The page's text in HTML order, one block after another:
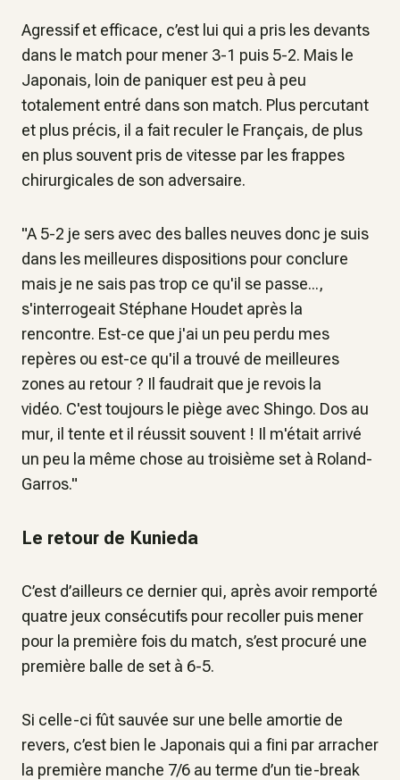
Agressif et efficace, c’est lui qui a pris les devants
dans le match pour mener 3-1 puis 5-2. Mais le
Japonais, loin de paniquer est peu à peu
totalement entré dans son match. Plus percutant
et plus précis, il a fait reculer le Français, de plus
en plus souvent pris de vitesse par les frappes
chirurgicales de son adversaire.
"A 5-2 je sers avec des balles neuves donc je suis
dans les meilleures dispositions pour conclure
mais je ne sais pas trop ce qu'il se passe...,
s'interrogeait Stéphane Houdet après la
rencontre. Est-ce que j'ai un peu perdu mes
repères ou est-ce qu'il a trouvé de meilleures
zones au retour ? Il faudrait que je revois la
vidéo. C'est toujours le piège avec Shingo. Dos au
mur, il tente et il réussit souvent ! Il m'était arrivé
un peu la même chose au troisième set à Roland-
Garros."
Le retour de Kunieda
C’est d’ailleurs ce dernier qui, après avoir remporté
quatre jeux consécutifs pour recoller puis mener
pour la première fois du match, s’est procuré une
première balle de set à 6-5.
Si celle-ci fût sauvée sur une belle amortie de
revers, c’est bien le Japonais qui a fini par arracher
la première manche 7/6 au terme d’un tie-break